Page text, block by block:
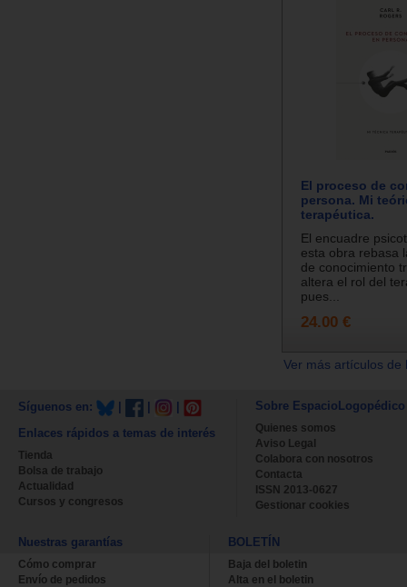
El proceso de
persona. Mi
terapéutica.
El encuadre
esta obra rebasa
de conocimiento
altera el rol del
pues...
24.00 €
Ver más artículos
Síguenos en:
Enlaces rápidos a temas de interés
Tienda
Bolsa de trabajo
Actualidad
Cursos y congresos
Sobre EspacioLogopédico
Quienes somos
Aviso Legal
Colabora con nosotros
Contacta
ISSN 2013-0627
Gestionar cookies
Nuestras garantías
Cómo comprar
Envío de pedidos
BOLETÍN
Baja del boletin
Alta en el boletin